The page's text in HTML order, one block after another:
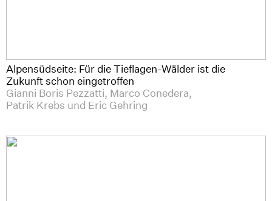
Alpensüdseite: Für die Tieflagen-Wälder ist die
Zukunft schon eingetroffen
Gianni Boris Pezzatti, Marco Conedera,
Patrik Krebs und Eric Gehring